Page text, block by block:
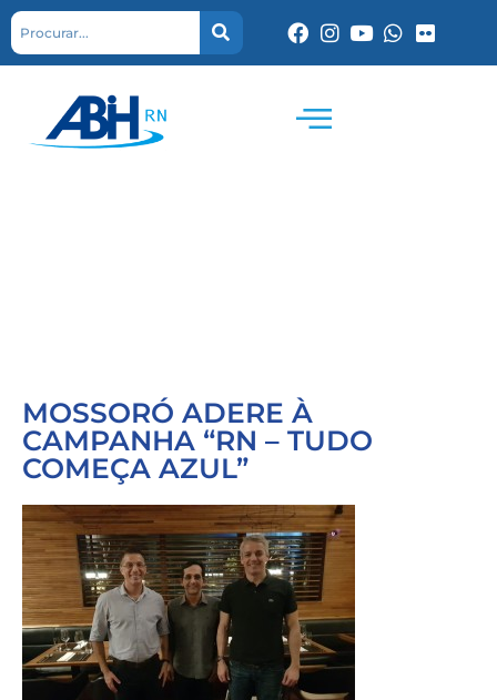
MOSSORÓ ADERE À
CAMPANHA “RN – TUDO
COMEÇA AZUL”